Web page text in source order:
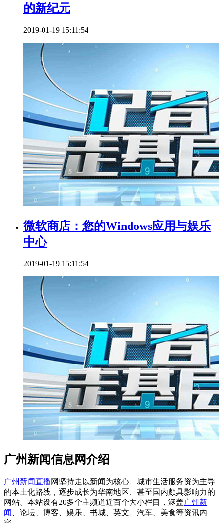
的新纪元
2019-01-19 15:11:54
微软商店：您的Windows应用与娱乐
中心
2019-01-19 15:11:54
广州新闻信息网介绍
广州新闻直播网坚持走以新闻为核心、城市生活服务资为主导
的本土化路线，逐步成长为华南地区、甚至国内颇具影响力的
网站。本站设有20多个主频道近百个大小栏目，涵盖广州新
闻
、论坛、博客、娱乐、书城、英文、汽车、美食等资讯内